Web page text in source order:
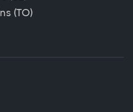
(TO)